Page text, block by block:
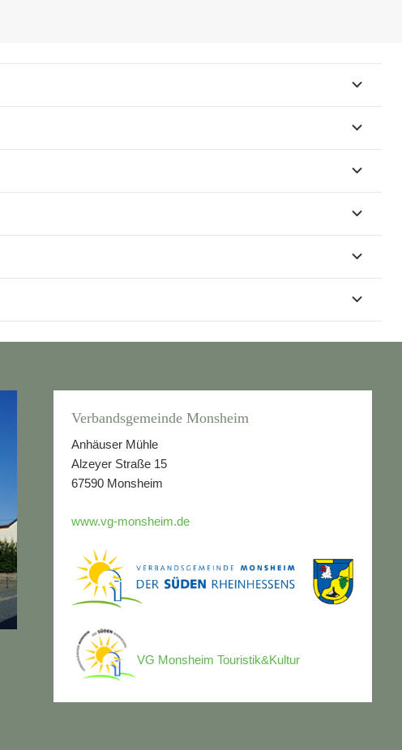
Verbandsgemeinde Monsheim
Anhäuser Mühle
Alzeyer Straße 15
67590 Monsheim
www.vg-monsheim.de
VG Monsheim Touristik&Kultur